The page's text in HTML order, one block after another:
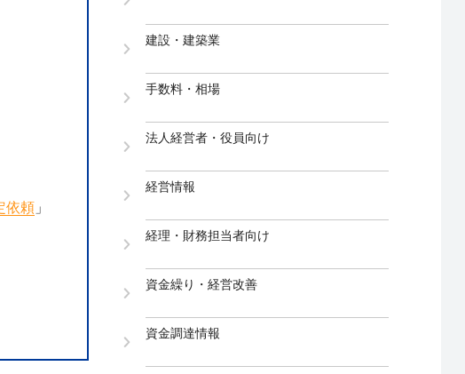
依頼」
建設・建築業
手数料・相場
法人経営者・役員向け
経営情報
経理・財務担当者向け
資金繰り・経営改善
資金調達情報